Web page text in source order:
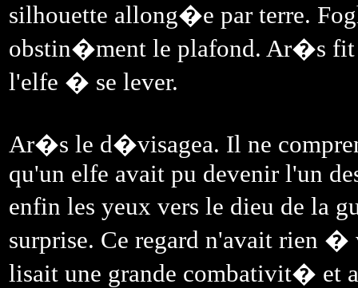
silhouette allong�e par terre.
obstin�ment le plafond. Ar�s
l'elfe � se lever.
Ar�s le d�visagea. Il ne
qu'un elfe avait pu devenir l'un
enfin les yeux vers le dieu de la
surprise. Ce regard n'avait rien
lisait une grande combativit� et